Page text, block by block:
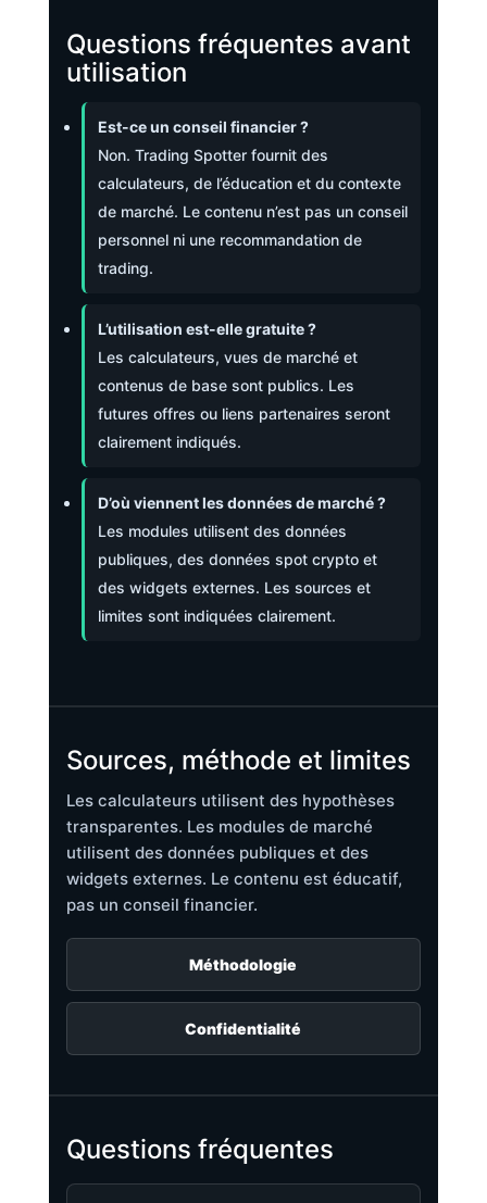
Questions fréquentes avant
utilisation
Est-ce un conseil financier ?
Non. Trading Spotter fournit des
calculateurs, de l’éducation et du contexte
de marché. Le contenu n’est pas un conseil
personnel ni une recommandation de
trading.
L’utilisation est-elle gratuite ?
Les calculateurs, vues de marché et
contenus de base sont publics. Les
futures offres ou liens partenaires seront
clairement indiqués.
D’où viennent les données de marché ?
Les modules utilisent des données
publiques, des données spot crypto et
des widgets externes. Les sources et
limites sont indiquées clairement.
Sources, méthode et limites
Les calculateurs utilisent des hypothèses
transparentes. Les modules de marché
utilisent des données publiques et des
widgets externes. Le contenu est éducatif,
pas un conseil financier.
Méthodologie
Confidentialité
Questions fréquentes